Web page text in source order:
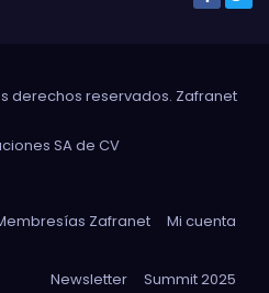
derechos reservados. Zafranet
SA de CV
Zafranet Mi cuenta
Newsletter Summit 2025